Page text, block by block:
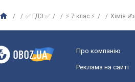
✅ ГДЗ ✅ ⚡ 7 клас ⚡ Хімія ✍
Про компанію
Реклама на сайті